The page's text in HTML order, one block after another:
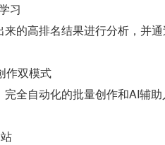
习
的高排名结果进行分析，并
作双模式
全自动化的批量创作和AI辅